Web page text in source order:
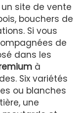
site de vente
bouchers de
Si vous
de
dans les
à
Six variétés
ou blanches
une